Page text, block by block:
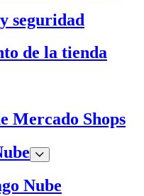
seguridad
de la tienda
Mercado Shops
Nube